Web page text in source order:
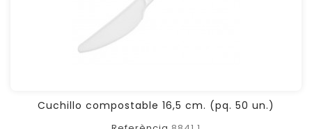
Cuchillo compostable 16,5 cm. (pq. 50 un.)